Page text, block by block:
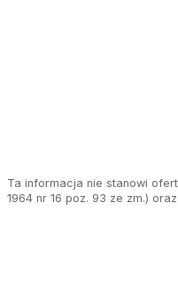
Ta informacja nie stanowi
1964 nr 16 poz. 93 ze zm.)